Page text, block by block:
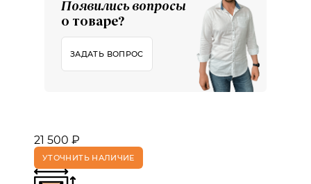
Появились вопросы
о товаре?
ЗАДАТЬ ВОПРОС
21 500 ₽
УТОЧНИТЬ НАЛИЧИЕ